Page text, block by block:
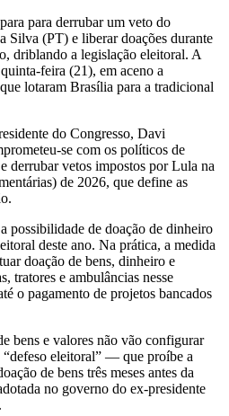
para derrubar um veto do
Silva (PT) e liberar doações durante
driblando a legislação eleitoral. A
feira (21), em aceno a
lotaram Brasília para a tradicional
do Congresso, Davi
se com os políticos de
derrubar vetos impostos por Lula na
de 2026, que define as
possibilidade de doação de dinheiro
deste ano. Na prática, a medida
doação de bens, dinheiro e
tratores e ambulâncias nesse
o pagamento de projetos bancados
bens e valores não vão configurar
eleitoral” — que proíbe a
de bens três meses antes da
no governo do ex-presidente